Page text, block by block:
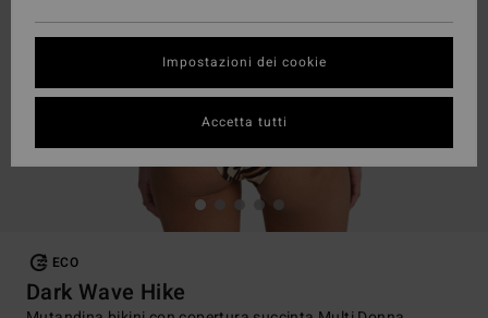
ECO
Dark Wave Hike
Impostazioni dei cookie
Accetta tutti